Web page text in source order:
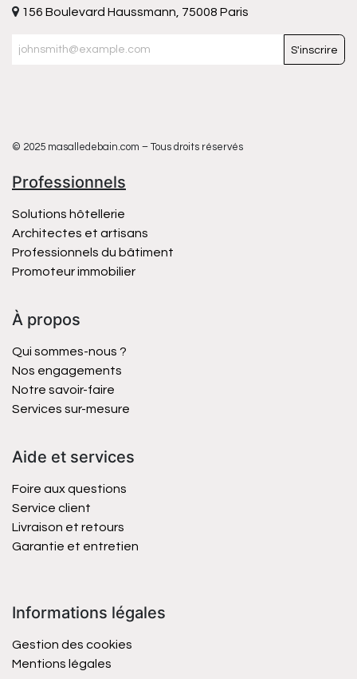
156 Boulevard Haussmann, 75008 Paris
S'inscrire
© 2025 masalledebain.com – Tous droits réservés
Professionnels
Solutions hôtellerie
Architectes et artisans
Professionnels du bâtiment
Promoteur immobilier
À propos
Qui sommes-nous ?
Nos engagements
Notre savoir-faire
Services sur-mesure
Aide et services
Foire aux questions
Service client
Livraison et retours
Garantie et entretien
Informations légales
Gestion des cookies
Mentions légales